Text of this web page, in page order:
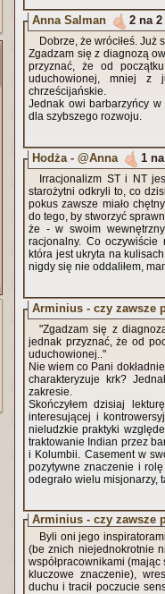
Anna Salman 2 na 2
Dobrze, że wróciłeś. Już
Zgadzam się z diagnozą
przyznać, że od
uduchowionej, mniej z
chrześcijańskie.
Jednak owi barbarzyńcy w
dla szybszego rozwoju.
Hodża - @Anna 1
Irracjonalizm ST i NT
starożytni odkryli to, co
pokus zawsze miało
do tego, by stworzyć
że - w swoim
racjonalny. Co oczywiście
która jest ukryta na
nigdy się nie oddaliłem,
Arminius - czy zawsze
"Zgadzam się z
jednak przyznać, że od
uduchowionej.."
Nie wiem co Pani
charakteryzuje krk?
zakresie.
Skończyłem dzisiaj
interesującej i
nieludzkie praktyki
traktowanie Indian przez
i Kolumbii. Casement w swoich
pozytywne znaczenie i
odegrało wielu misjonarzy,
Arminius - czy zawsze
Byli oni jego
(be znich niejednokrotnie
współpracownikami (mając stacje - misje w terenie umozliwiali mu
kluczowe znaczenie),
duchu i tracił poczucie